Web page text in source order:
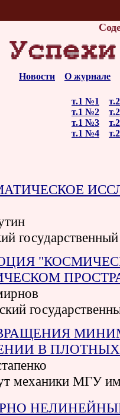
Новости О журнале
т.1 №1
т.1 №2
т.1 №3
т.1 №4
В
механики МГУ